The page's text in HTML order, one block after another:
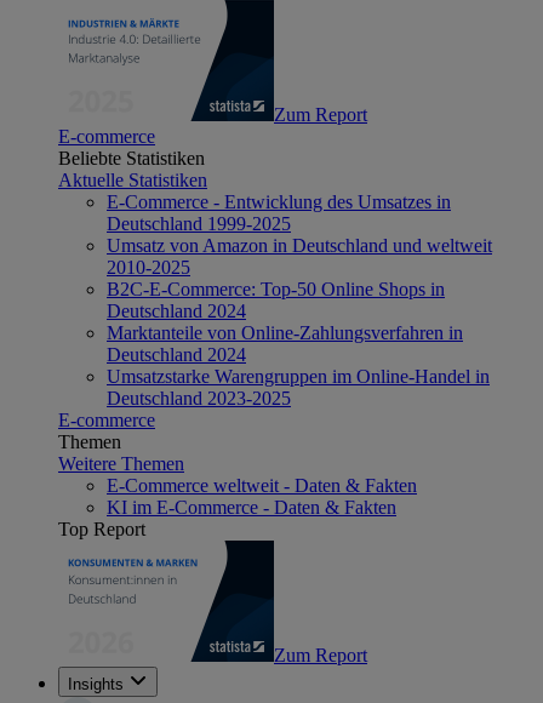
Zum Report
E-commerce
Beliebte Statistiken
Aktuelle Statistiken
E-Commerce - Entwicklung des Umsatzes in
Deutschland 1999-2025
Umsatz von Amazon in Deutschland und weltweit
2010-2025
B2C-E-Commerce: Top-50 Online Shops in
Deutschland 2024
Marktanteile von Online-Zahlungsverfahren in
Deutschland 2024
Umsatzstarke Warengruppen im Online-Handel in
Deutschland 2023-2025
E-commerce
Themen
Weitere Themen
E-Commerce weltweit - Daten & Fakten
KI im E-Commerce - Daten & Fakten
Top Report
Zum Report
Insights